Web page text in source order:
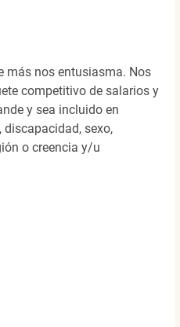
más nos entusiasma. Nos
competitivo de salarios y
y sea incluido en
sexo,
o creencia y/u